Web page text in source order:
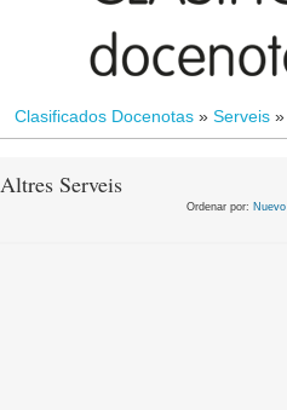
Clasificados Docenotas » Serveis »
Altres Serveis
Ordenar por: Nuevo